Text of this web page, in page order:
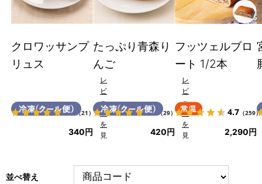
クロワッサンプ
リュス
4.8 （21）
レ
ビ
ュ
ー
を
見
340円
たっぷり青森り
んご
4.8 （29）
レ
ビ
ュ
ー
を
見
420円
フッツェルブロ
ート 1/2本
4.7 （259）
2,290円
並べ替え